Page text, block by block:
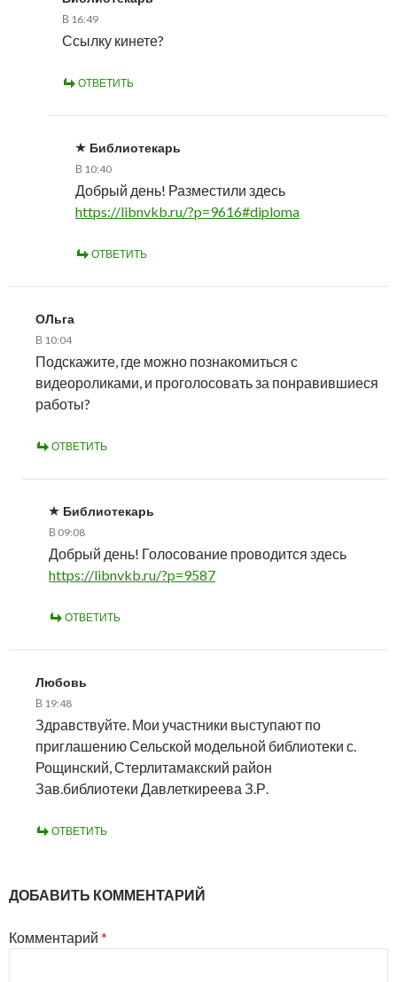
В 16:49
Ссылку кинете?
ОТВЕТИТЬ
Библиотекарь
В 10:40
Добрый день! Разместили здесь
https://libnvkb.ru/?p=9616#diploma
ОТВЕТИТЬ
ОЛьга
В 10:04
Подскажите, где можно познакомиться с
видеороликами, и проголосовать за понравившиеся
работы?
ОТВЕТИТЬ
Библиотекарь
В 09:08
Добрый день! Голосование проводится здесь
https://libnvkb.ru/?p=9587
ОТВЕТИТЬ
Любовь
В 19:48
Здравствуйте. Мои участники выступают по
приглашению Сельской модельной библиотеки с.
Рощинский, Стерлитамакский район
Зав.библиотеки Давлеткиреева З.Р.
ОТВЕТИТЬ
ДОБАВИТЬ КОММЕНТАРИЙ
Комментарий *